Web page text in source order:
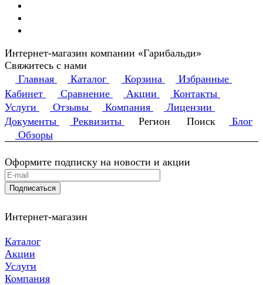
Интернет-магазин компании «Гарибальди»
Свяжитесь с нами
Главная
Каталог Корзина
Избранные
Кабинет
Сравнение Акции
Контакты
Услуги
Отзывы Компания
Лицензии
Документы
Реквизиты Регион Поиск
Блог
Обзоры
Оформите подписку на новости и акции
Подписаться
Интернет-магазин
Каталог
Акции
Услуги
Компания